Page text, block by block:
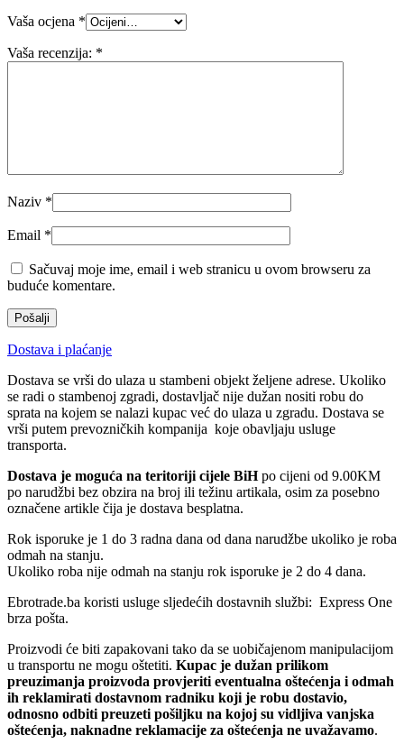
Vaša ocjena *
Vaša recenzija: *
Naziv *
Email *
Sačuvaj moje ime, email i web stranicu u ovom browseru za
buduće komentare.
Dostava i plaćanje
Dostava se vrši do ulaza u stambeni objekt željene adrese. Ukoliko
se radi o stambenoj zgradi, dostavljač nije dužan nositi robu do
sprata na kojem se nalazi kupac već do ulaza u zgradu. Dostava se
vrši putem prevozničkih kompanija koje obavljaju usluge
transporta.
Dostava je moguća na teritoriji cijele BiHpo cijeni od 9.00KM
po narudžbi bez obzira na broj ili težinu artikala, osim za posebno
označene artikle čija je dostava besplatna.
Rok isporuke je 1 do 3 radna dana od dana narudžbe ukoliko je roba
odmah na stanju.
Ukoliko roba nije odmah na stanju rok isporuke je 2 do 4 dana.
Ebrotrade.ba koristi usluge sljedećih dostavnih službi: Express One
brza pošta.
Proizvodi će biti zapakovani tako da se uobičajenom manipulacijom
u transportu ne mogu oštetiti. Kupac je dužan prilikom
preuzimanja proizvoda provjeriti eventualna oštećenja i odmah
ih reklamirati dostavnom radniku koji je robu dostavio,
odnosno odbiti preuzeti pošiljku na kojoj su vidljiva vanjska
oštećenja, naknadne reklamacije za oštećenja ne uvažavamo.